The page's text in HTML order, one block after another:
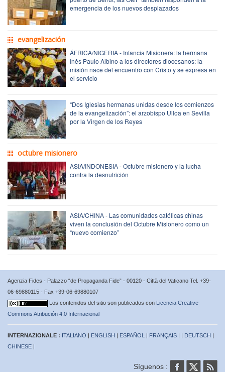
emergencia de los nuevos desplazados
evangelización
ÁFRICA/NIGERIA - Infancia Misionera: la hermana
Inês Paulo Albino a los directores diocesanos: la
misión nace del encuentro con Cristo y se expresa en
el servicio
“Dos Iglesias hermanas unidas desde los comienzos
de la evangelización”: el arzobispo Ulloa en Sevilla
por la Virgen de los Reyes
octubre misionero
ASIA/INDONESIA - Octubre misionero y la lucha
contra la desnutrición
ASIA/CHINA - Las comunidades católicas chinas
viven la conclusión del Octubre Misionero como un
“nuevo comienzo”
Agenzia Fides - Palazzo “de Propaganda Fide” - 00120 - Città del Vaticano Tel. +39-
06-69880115 - Fax +39-06-69880107
Los contenidos del sitio son publicados con Licencia Creative
Commons Atribución 4.0 Internacional
INTERNAZIONALE : ITALIANO | ENGLISH | ESPAÑOL | FRANÇAIS | | DEUTSCH |
CHINESE |
Síguenos :